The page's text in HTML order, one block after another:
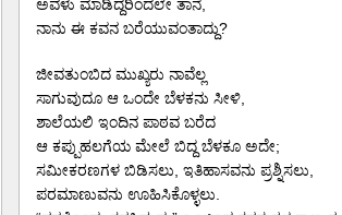
ಅವಳು ಮಾಡಿದ್ದರಿಂದಲೇ ತಾನೆ,
ನಾನು ಈ ಕವನ ಬರೆಯುವಂತಾದ್ದು?
ಜೀವತುಂಬಿದ ಮುಖ್ಯರು ನಾವೆಲ್ಲ
ಸಾಗುವುದೂ ಆ ಒಂದೇ ಬೆಳಕನು ಸೀಳಿ,
ಶಾಲೆಯಲಿ ಇಂದಿನ ಪಾಠವ ಬರೆದ
ಆ ಕಪ್ಪುಹಲಗೆಯ ಮೇಲೆ ಬಿದ್ದ ಬೆಳಕೂ ಅದೇ;
ಸಮೀಕರಣಗಳ ಬಿಡಿಸಲು, ಇತಿಹಾಸವನು ಪ್ರಶ್ನಿಸಲು,
ಪರಮಾಣುವನು ಊಹಿಸಿಕೊಳ್ಳಲು.